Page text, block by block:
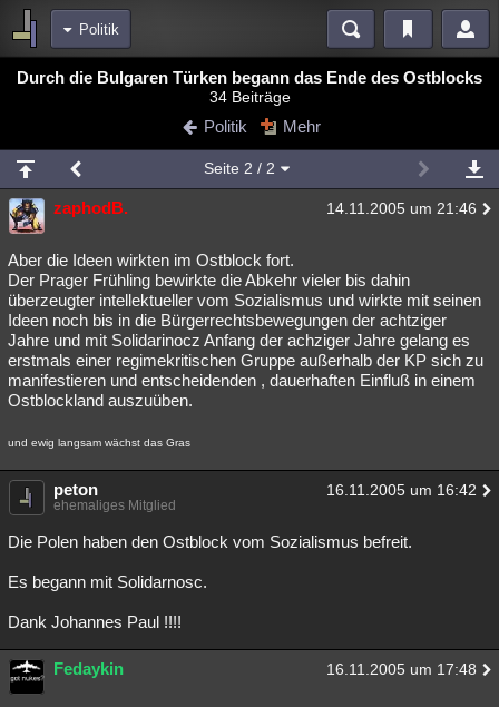
Politik
Bereiche
Blogs
Chat Wiki Neuigkeiten
meine Rubriken
Menschen Wissenschaft Mystery Kriminalfälle
Spiritualität Verschwörungen Technologie
Natur Umfragen Unterhaltung
weitere Rubriken
Philosophie Träume Orte Esoterik Literatur
Astronomie Helpdesk
Übersichten
Durch die Bulgaren Türken begann das Ende des Ostblocks
34 Beiträge
Politik Mehr
Seite 2 / 2
zaphodB. 14.11.2005 um 21:46
Aber die Ideen wirkten im Ostblock fort.
Der Prager Frühling bewirkte die Abkehr vieler bis dahin
überzeugter intellektueller vom Sozialismus und wirkte mit seinen
Ideen noch bis in die Bürgerrechtsbewegungen der achtziger
Jahre und mit Solidarinocz Anfang der achziger Jahre gelang es
erstmals einer regimekritischen Gruppe außerhalb der KP sich zu
manifestieren und entscheidenden , dauerhaften Einfluß in einem
Ostblockland auszuüben.
und ewig langsam wächst das Gras
peton 16.11.2005 um 16:42
ehemaliges Mitglied
Die Polen haben den Ostblock vom Sozialismus befreit.
Es begann mit Solidarnosc.
Dank Johannes Paul !!!!
Fedaykin 16.11.2005 um 17:48